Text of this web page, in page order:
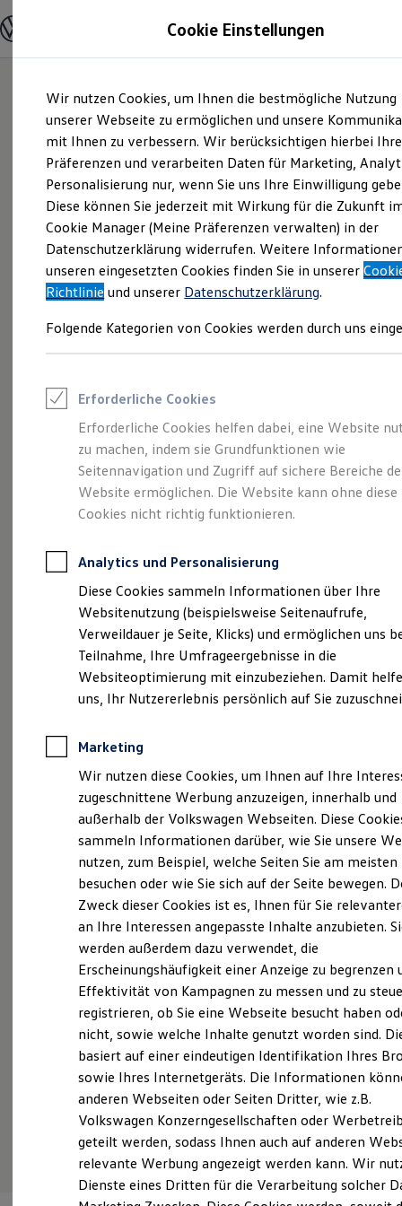
Hauptinhalt
springen
Footer
springen
Modelle und Konfigurator
Modelle vergleichen
Elektroautos
ENERGY Sondermodelle
Nutzfahrzeuge
SUV und CUV
Familienautos
Kombis
Kompaktwagen
Sportwagen
Schnell verfügbare Fahrzeuge
Angebote und Produkte
Aktuelle Angebote
E-Auto-Förderung
Volkswagen Marktplatz
Junge Gebrauchtwagen und Gebrauchtwagen
Saisonangebote
Leasing
Leasing-Angebote
Gebrauchtwagen Leasing
Junge Gebrauchtwagen-Leasing
Elektroauto Leasing
Kleinwagen-Leasing
Leasing ohne Anzahlung
Autokredit mit Schlussrate
Versicherungen und Garantien
Kfz-Versicherung
Restschuldversicherungen
Garantien
Wartungsverträge
Geschäftskunden
Professional Class bei Volkswagen
Großkunden
Behörden
Anpfiff zum Gewinn
Elektroautos
ID. Tutorials
Elektrofahrzeugkonzepte
Reichweite
Reichweite der ID. Modelle
Reichweite im Winter
Laden
Laden unterwegs
Laden Zuhause
Ladezeitensimulator
Batterie
Sicherheit
Garantie und Lebensdauer
Nachhaltigkeit
Technologie
Kosten und Kauf
Verbrauchskosten
Kaufoptionen
E-Auto-Förderung
Software und Konnektivität
Die ID. Software 6
ID. Software Versionen und Updates
Digitale Extras
Schnittstellen zu Ihrem ID.
Stilvollelektrisch. Der
ID.5
Impressum & Rechtliches)
Probefahrt vereinbaren
Fahrzeugangebot anfordern
Servicetermin buchen
Serviceanfrage stellen
Cookie Einstellungen
Wir nutzen Cookies, um Ihnen die bestmögliche Nutzung
unserer Webseite zu ermöglichen und unsere
mit Ihnen zu verbessern. Wir berücksichtigen hierbei Ihre
Präferenzen und verarbeiten Daten für Marketing,
Personalisierung nur, wenn Sie uns Ihre Einwilligung
Diese können Sie jederzeit mit Wirkung für die Zukunft
Cookie Manager (Meine Präferenzen verwalten) in der
Datenschutzerklärung widerrufen. Weitere
unseren eingesetzten Cookies finden Sie in unserer
Richtlinie und unserer Datenschutzerklärung.
Folgende Kategorien von Cookies werden durch uns
Erforderliche Cookies
Erforderliche Cookies helfen dabei, eine Website
zu machen, indem sie Grundfunktionen wie
Seitennavigation und Zugriff auf sichere Bereiche
Website ermöglichen. Die Website kann ohne diese
Cookies nicht richtig funktionieren.
Analytics und Personalisierung
Diese Cookies sammeln Informationen über Ihre
Websitenutzung (beispielsweise Seitenaufrufe,
Verweildauer je Seite, Klicks) und ermöglichen uns
Teilnahme, Ihre Umfrageergebnisse in die
Websiteoptimierung mit einzubeziehen. Damit
uns, Ihr Nutzererlebnis persönlich auf Sie
Marketing
Wir nutzen diese Cookies, um Ihnen auf Ihre
zugeschnittene Werbung anzuzeigen, innerhalb und
außerhalb der Volkswagen Webseiten. Diese
sammeln Informationen darüber, wie Sie unsere
nutzen, zum Beispiel, welche Seiten Sie am meisten
besuchen oder wie Sie sich auf der Seite bewegen.
Zweck dieser Cookies ist es, Ihnen für Sie
an Ihre Interessen angepasste Inhalte anzubieten.
werden außerdem dazu verwendet, die
Erscheinungshäufigkeit einer Anzeige zu begrenzen
Effektivität von Kampagnen zu messen und zu
registrieren, ob Sie eine Webseite besucht haben
nicht, sowie welche Inhalte genutzt worden sind.
basiert auf einer eindeutigen Identifikation Ihres
sowie Ihres Internetgeräts. Die Informationen
anderen Webseiten oder Seiten Dritter, wie z.B.
Volkswagen Konzerngesellschaften oder
geteilt werden, sodass Ihnen auch auf anderen
relevante Werbung angezeigt werden kann. Wir
Dienste eines Dritten für die Verarbeitung solcher